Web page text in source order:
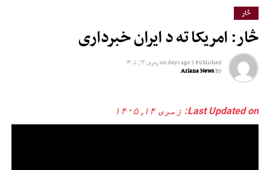
څار
څار: امریکا ته د ایران خبرداری
Published
3 days ago
onزمری ۱۳, ۱۴۰۵
By
Ariana News
Last Updated on: زمری ۱۴, ۱۴۰۵